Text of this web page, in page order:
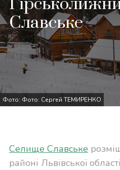
Славське
Фото: Фото: Сергей ТЕМИРЕНКО
Селище Славське
районі Львівської